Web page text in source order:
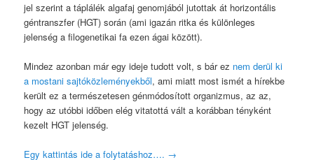
jel szerint a táplálék algafaj genomjából jutottak át horizontális
géntranszfer (HGT) során (ami igazán ritka és különleges
jelenség a filogenetikai fa ezen ágai között).
Mindez azonban már egy ideje tudott volt, s bár ez nem derül ki
a mostani sajtóközleményekből, ami miatt most ismét a hírekbe
került ez a természetesen génmódosított organizmus, az az,
hogy az utóbbi időben elég vitatottá vált a korábban tényként
kezelt HGT jelenség.
Egy kattintás ide a folytatáshoz…. →